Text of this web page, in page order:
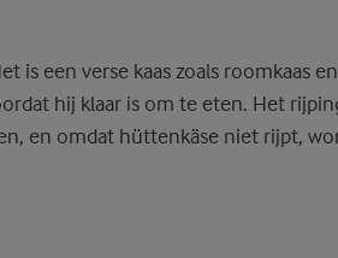
is een verse kaas zoals roomkaas
hij klaar is om te eten. Het
en omdat hüttenkäse niet rijpt,